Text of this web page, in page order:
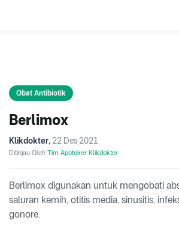
Obat Antibiotik
Berlimox
Klikdokter, 22 Des 2021
Ditinjau Oleh Tim Apoteker Klikdokter
Berlimox digunakan untuk mengobati
saluran kemih, otitis media, sinusitis,
gonore.